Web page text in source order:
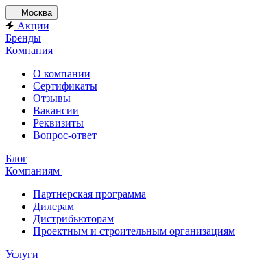
Москва
Акции
Бренды
Компания
О компании
Сертификаты
Отзывы
Вакансии
Реквизиты
Вопрос-ответ
Блог
Компаниям
Партнерская программа
Дилерам
Дистрибьюторам
Проектным и строительным организациям
Услуги